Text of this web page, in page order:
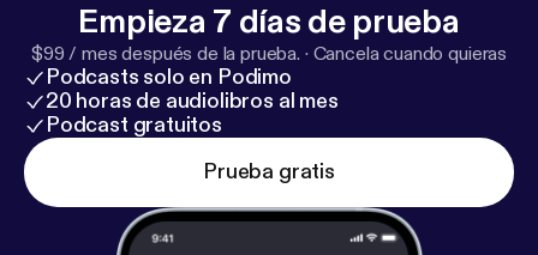
Empieza 7 días de prueba
$99 / mes después de la prueba. · Cancela cuando quieras
Podcasts solo en Podimo
20 horas de audiolibros al mes
Podcast gratuitos
Prueba gratis